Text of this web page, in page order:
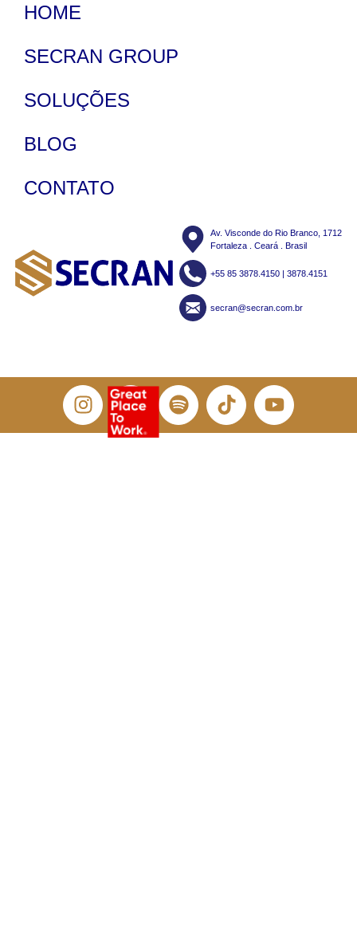
HOME
SECRAN GROUP
SOLUÇÕES
BLOG
CONTATO
Av. Visconde do Rio Branco, 1712
Fortaleza . Ceará . Brasil
+55 85 3878.4150 | 3878.4151
secran@secran.com.br